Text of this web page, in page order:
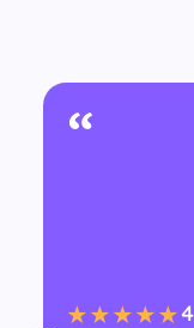
“
★★★★★